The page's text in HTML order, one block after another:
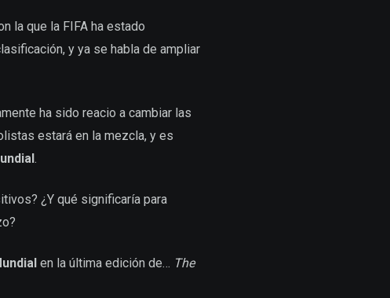
la que la FIFA ha estado
y ya se habla de ampliar
ha sido reacio a cambiar las
estará en la mezcla, y es
.
¿Y qué significaría para
en la última edición de… The